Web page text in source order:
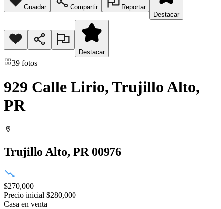
Guardar Compartir
Reportar
Destacar
Destacar
39 fotos
929 Calle Lirio, Trujillo Alto,
PR
Trujillo Alto, PR 00976
$270,000
Precio inicial $280,000
Casa en venta